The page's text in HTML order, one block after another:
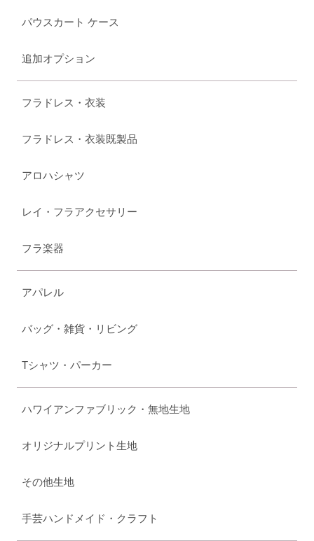
パウスカート ケース
追加オプション
フラドレス・衣装
フラドレス・衣装既製品
アロハシャツ
レイ・フラアクセサリー
フラ楽器
アパレル
バッグ・雑貨・リビング
Tシャツ・パーカー
ハワイアンファブリック・無地生地
オリジナルプリント生地
その他生地
手芸ハンドメイド・クラフト